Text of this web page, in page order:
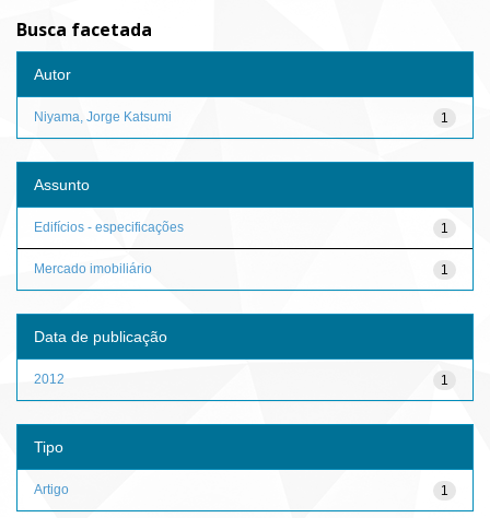
Busca facetada
Autor
1
Niyama, Jorge Katsumi
Assunto
1
Edifícios - especificações
1
Mercado imobiliário
Data de publicação
1
2012
Tipo
1
Artigo